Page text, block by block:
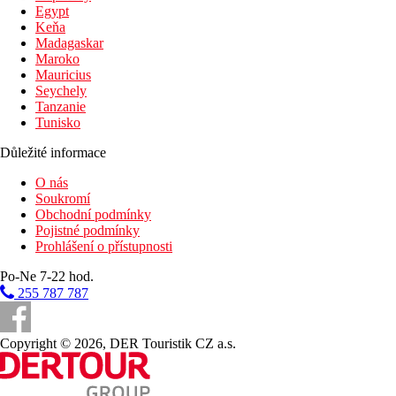
Egypt
Keňa
Madagaskar
Maroko
Mauricius
Seychely
Tanzanie
Tunisko
Důležité informace
O nás
Soukromí
Obchodní podmínky
Pojistné podmínky
Prohlášení o přístupnosti
Po-Ne 7-22 hod.
255 787 787
Copyright © 2026, DER Touristik CZ a.s.